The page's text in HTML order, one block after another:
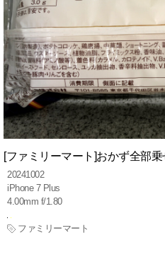
[ファミリーマート]おかず全部
20241002
iPhone 7 Plus
4.00mm f/1.80
ファミリーマート